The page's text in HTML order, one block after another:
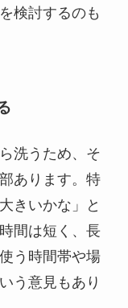
検討するのも
洗うため、そ
あります。特
きいかな」と
間は短く、長
う時間帯や場
う意見もあり